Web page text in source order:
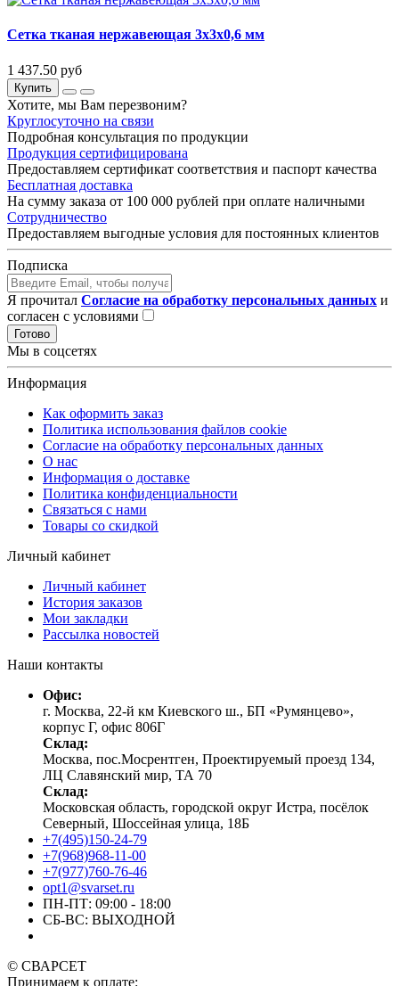
Сетка тканая нержавеющая 3х3х0,6 мм
1 437.50 руб
Купить
Хотите, мы Вам перезвоним?
Круглосуточно на связи
Подробная консультация по продукции
Продукция сертифицирована
Предоставляем сертификат соответствия и паспорт качества
Бесплатная доставка
На сумму заказа от 100 000 рублей при оплате наличными
Сотрудничество
Предоставляем выгодные условия для постоянных клиентов
Подписка
Я прочитал Согласие на обработку персональных данных и
согласен с условиями
Готово
Мы в соцсетях
Информация
Как оформить заказ
Политика использования файлов cookie
Согласие на обработку персональных данных
О нас
Информация о доставке
Политика конфиденциальности
Связаться с нами
Товары со скидкой
Личный кабинет
Личный кабинет
История заказов
Мои закладки
Рассылка новостей
Наши контакты
Офис:
г. Москва, 22-й км Киевского ш., БП «Румянцево»,
корпус Г, офис 806Г
Склад:
Москва, пос.Мосрентген, Проектируемый проезд 134,
ЛЦ Славянский мир, ТА 70
Склад:
Московская область, городской округ Истра, посёлок
Северный, Шоссейная улица, 18Б
+7(495)150-24-79
+7(968)968-11-00
+7(977)760-76-46
opt1@svarset.ru
ПН-ПТ: 09:00 - 18:00
СБ-ВС: ВЫХОДНОЙ
© СВАРСЕТ
Принимаем к оплате: